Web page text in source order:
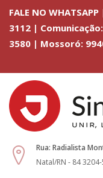
FALE NO
3112 |
3580 | Mossoró:
Rua: Radialista
Natal/RN - 84